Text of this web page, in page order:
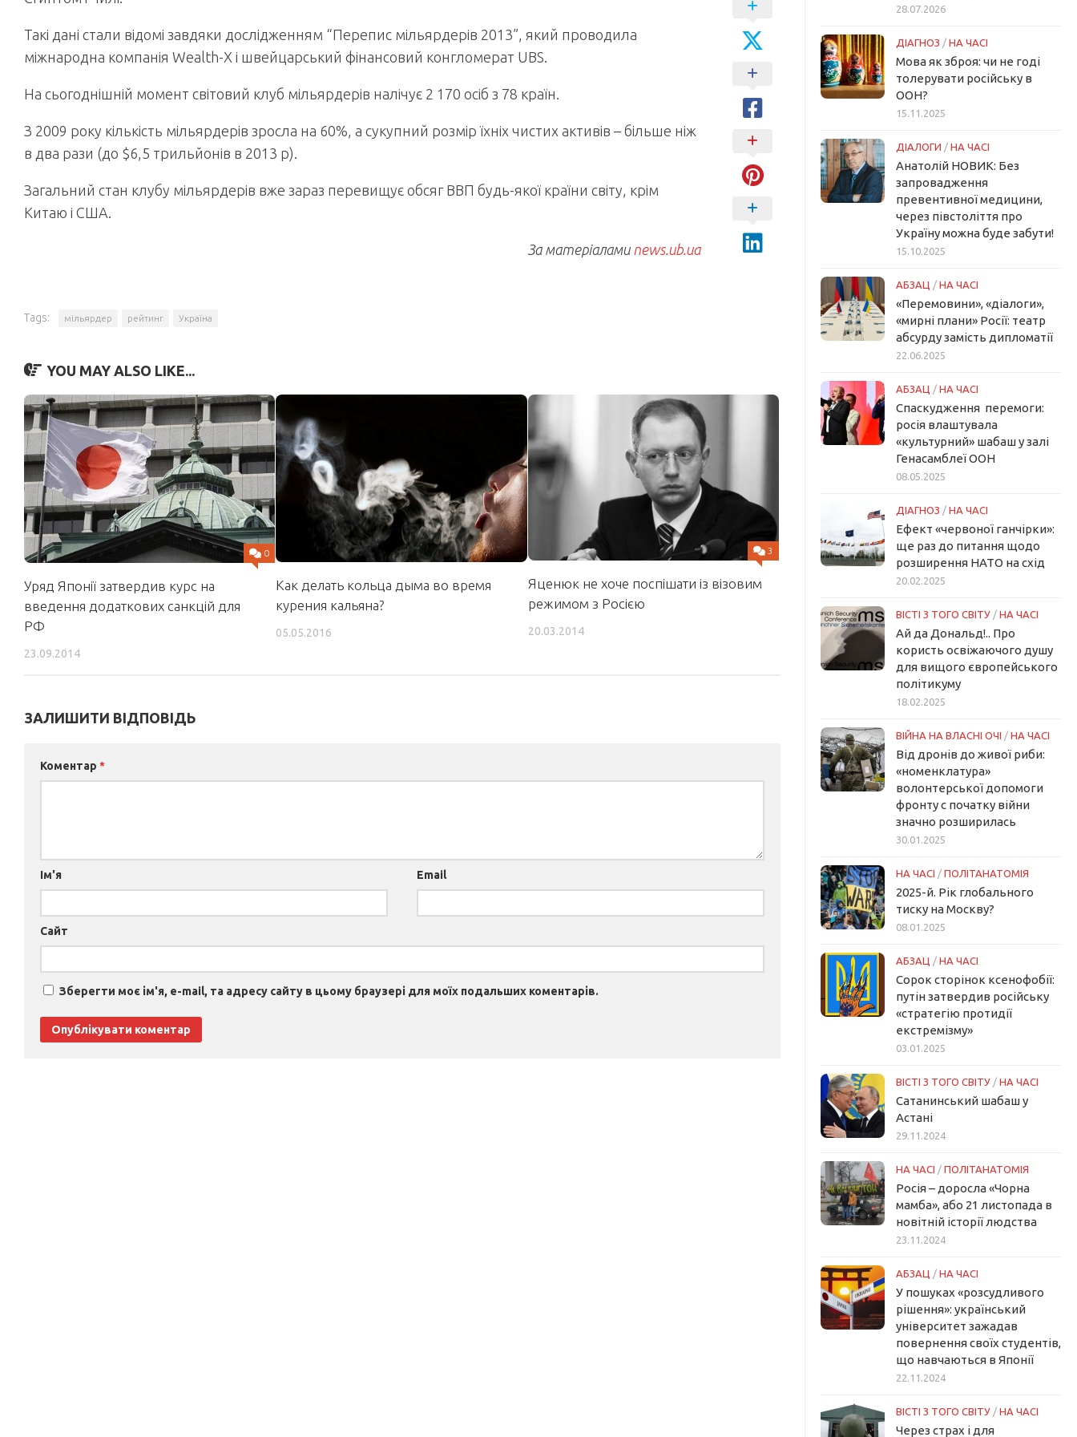
Такі дані стали відомі завдяки дослідженням “Перепис мільярдерів 2013”, який проводила
міжнародна компанія Wealth-X і швейцарський фінансовий конгломерат UBS.
На сьогоднішній момент світовий клуб мільярдерів налічує 2 170 осіб з 78 країн.
З 2009 року кількість мільярдерів зросла на 60%, а сукупний розмір їхніх чистих активів – більше ніж
в два рази (до $6,5 трильйонів в 2013 р).
Загальний стан клубу мільярдерів вже зараз перевищує обсяг ВВП будь-якої країни світу, крім
Китаю і США.
За матеріалами news.ub.ua
Tags: мільярдер рейтинг Україна
YOU MAY ALSO LIKE...
0
Уряд Японії затвердив курс на
введення додаткових санкцій для
РФ
23.09.2014
Как делать кольца дыма во время
курения кальяна?
05.05.2016
3
Яценюк не хоче поспішати із візовим
режимом з Росією
20.03.2014
ЗАЛИШИТИ ВІДПОВІДЬ
Коментар *
Ім'я Email
Сайт
Зберегти моє ім'я, e-mail, та адресу сайту в цьому браузері для моїх подальших коментарів.
28.07.2026
ДІАГНОЗ / НА ЧАСІ
Мова як зброя: чи не годі
толерувати російську в
ООН?
15.11.2025
ДІАЛОГИ / НА ЧАСІ
Анатолій НОВИК: Без
запровадження
превентивної медицини,
через півстоліття про
Україну можна буде забути!
15.10.2025
АБЗАЦ / НА ЧАСІ
«Перемовини», «діалоги»,
«мирні плани» Росії: театр
абсурду замість дипломатії
22.06.2025
АБЗАЦ / НА ЧАСІ
Спаскудження перемоги:
росія влаштувала
«культурний» шабаш у залі
Генасамблеї ООН
08.05.2025
ДІАГНОЗ / НА ЧАСІ
Ефект «червоної ганчірки»:
ще раз до питання щодо
розширення НАТО на схід
20.02.2025
ВІСТІ З ТОГО СВІТУ / НА ЧАСІ
Ай да Дональд!.. Про
користь освіжаючого душу
для вищого європейського
політикуму
18.02.2025
ВІЙНА НА ВЛАСНІ ОЧІ / НА ЧАСІ
Від дронів до живої риби:
«номенклатура»
волонтерської допомоги
фронту с початку війни
значно розширилась
30.01.2025
НА ЧАСІ / ПОЛІТАНАТОМІЯ
2025-й. Рік глобального
тиску на Москву?
08.01.2025
АБЗАЦ / НА ЧАСІ
Сорок сторінок ксенофобії:
путін затвердив російську
«стратегію протидії
екстремізму»
03.01.2025
ВІСТІ З ТОГО СВІТУ / НА ЧАСІ
Сатанинський шабаш у
Астані
29.11.2024
НА ЧАСІ / ПОЛІТАНАТОМІЯ
Росія – доросла «Чорна
мамба», або 21 листопада в
новітній історії людства
23.11.2024
АБЗАЦ / НА ЧАСІ
У пошуках «розсудливого
рішення»: український
університет зажадав
повернення своїх студентів,
що навчаються в Японії
22.11.2024
ВІСТІ З ТОГО СВІТУ / НА ЧАСІ
Через страх і для